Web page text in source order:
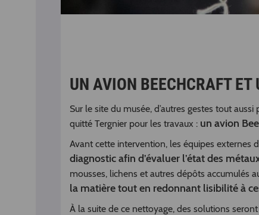
UN AVION BEECHCRAFT
Sur le site du musée, d’autres gestes tout
quitté Tergnier pour les travaux : un avion
Avant cette intervention, les équipes externes
diagnostic afin d’évaluer l’état des
mousses, lichens et autres dépôts accumulés
la matière tout en redonnant lisibilité à
À la suite de ce nettoyage, des solutions